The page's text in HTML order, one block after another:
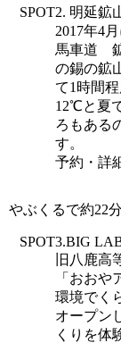
SPOT2. 明延鉱
2017年4
馬車道
の錫の鉱
て1時間
12℃と夏
ろもある
す。
予約・詳
やぶくるで約22
SPOT3.BIG
旧八鹿高
「おお
環境でく
オープン
くりを体